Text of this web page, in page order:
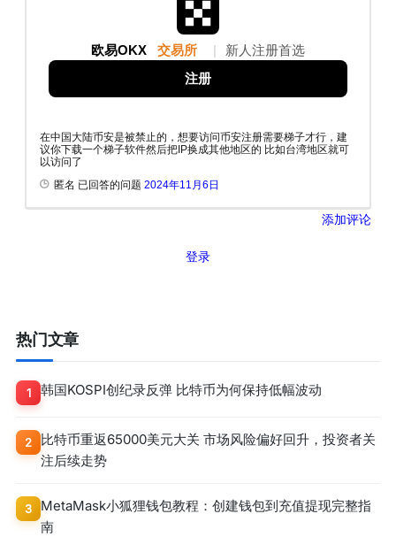
欧易OKX 交易所 新人注册首选
注册
在中国大陆币安是被禁止的，想要访问币安注册需要梯子才行，建
议你下载一个梯子软件然后把IP换成其他地区的 比如台湾地区就可
以访问了
匿名 已回答的问题 2024年11月6日
添加评论
登录
热门文章
1 韩国KOSPI创纪录反弹 比特币为何保持低幅波动
2
比特币重返65000美元大关 市场风险偏好回升，投资者关
注后续走势
3
MetaMask小狐狸钱包教程：创建钱包到充值提现完整指
南